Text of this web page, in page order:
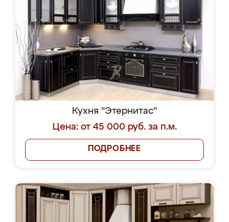
Кухня "Этернитас"
Цена: от 45 000 руб. за п.м.
ПОДРОБНЕЕ